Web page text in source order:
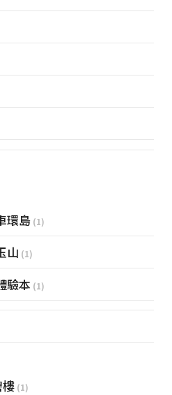
環島 (1)
山 (1)
驗本 (1)
樓 (1)